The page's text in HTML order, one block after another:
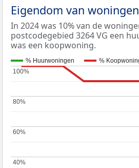
Eigendom van woningen
In 2024 was 10% van de
postcodegebied 3264 VG een
was een koopwoning.
% Huurwoningen %
40%
40%
60%
60%
80%
80%
100%
100%